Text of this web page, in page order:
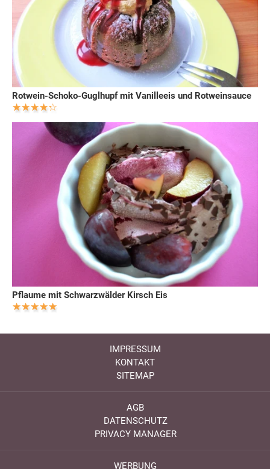
Rotwein-Schoko-Guglhupf mit Vanilleeis und Rotweinsauce
Pflaume mit Schwarzwälder Kirsch Eis
IMPRESSUM
KONTAKT
SITEMAP
AGB
DATENSCHUTZ
PRIVACY MANAGER
WERBUNG